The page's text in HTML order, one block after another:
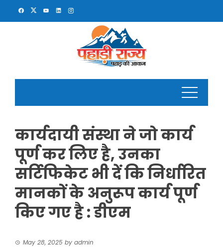
कार्यदायी संस्था ने जो कार्य
पूर्ण कर लिए है, उनका
सर्टिफिकेट भी दें कि निर्धारित
मानकों के अनुरूप कार्य पूर्ण
किए गए है : डीएम
May 28, 2025 by admin